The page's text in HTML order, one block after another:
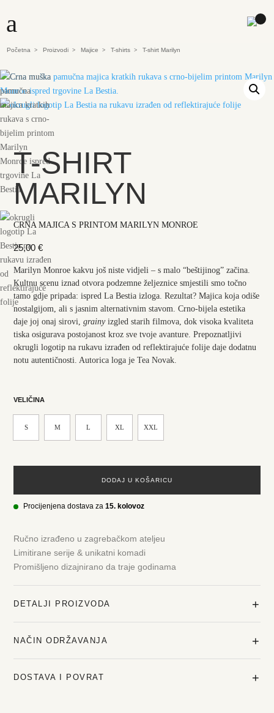
a
Početna > Proizvodi > Majice > T-shirts > T-shirt Marilyn
T-SHIRT
MARILYN
CRNA MAJICA S PRINTOM MARILYN MONROE
25,00€
Marilyn Monroe kakvu još niste vidjeli – s malo “beštijinog” začina.
Kultnu scenu iznad otvora podzemne željeznice smjestili smo točno
tamo gdje pripada: ispred La Bestia izloga. Rezultat? Majica koja odiše
nostalgijom, ali s jasnim alternativnim stavom. Crno-bijela estetika
daje joj onaj sirovi,grainyizgled starih filmova, dok visoka kvaliteta
tiska osigurava postojanost kroz sve tvoje avanture. Prepoznatljivi
okrugli logotip na rukavu izrađen od reflektirajuće folije daje dodatnu
notu autentičnosti. Autorica loga je Tea Novak.
VELIČINA
S M L XL XXL
DODAJ U KOŠARICU
Procijenjena dostava za15. kolovoz
Ručno izrađeno u zagrebačkom ateljeu
Limitirane serije & unikatni komadi
Promišljeno dizajnirano da traje godinama
DETALJI PROIZVODA +
NAČIN ODRŽAVANJA +
DOSTAVA I POVRAT +